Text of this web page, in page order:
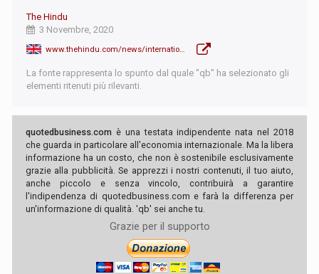
The Hindu
3 Novembre, 2020
La fonte rappresenta lo spunto dal quale "qb" ha selezionato gli
elementi ritenuti più rilevanti.
quotedbusiness.com è una testata indipendente nata nel 2018
che guarda in particolare all'economia internazionale. Ma la libera
informazione ha un costo, che non è sostenibile esclusivamente
grazie alla pubblicità. Se apprezzi i nostri contenuti, il tuo aiuto,
anche piccolo e senza vincolo, contribuirà a garantire
l'indipendenza di quotedbusiness.com e farà la differenza per
un'informazione di qualità. 'qb' sei anche tu.
Grazie per il supporto